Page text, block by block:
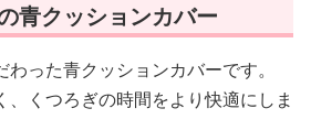
青クッションカバー
った青クッションカバーです。
、くつろぎの時間をより快適にしま